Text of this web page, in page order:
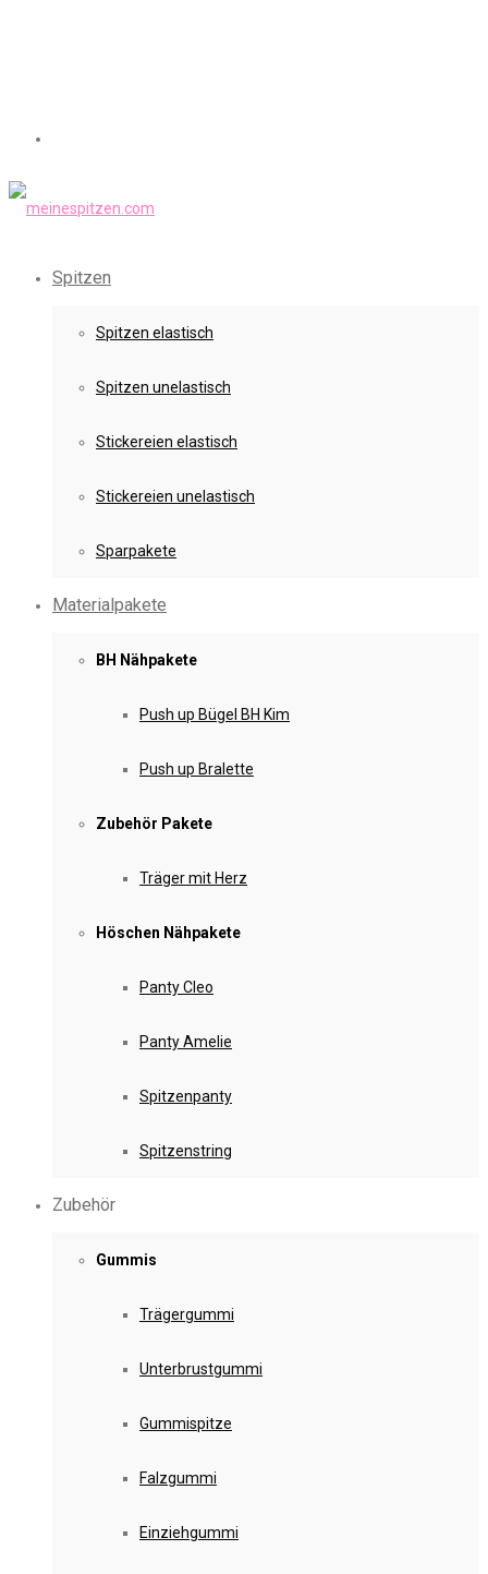
Spitzen
Spitzen elastisch
Spitzen unelastisch
Stickereien elastisch
Stickereien unelastisch
Sparpakete
Materialpakete
BH Nähpakete
Push up Bügel BH Kim
Push up Bralette
Zubehör Pakete
Träger mit Herz
Höschen Nähpakete
Panty Cleo
Panty Amelie
Spitzenpanty
Spitzenstring
Zubehör
Gummis
Trägergummi
Unterbrustgummi
Gummispitze
Falzgummi
Einziehgummi